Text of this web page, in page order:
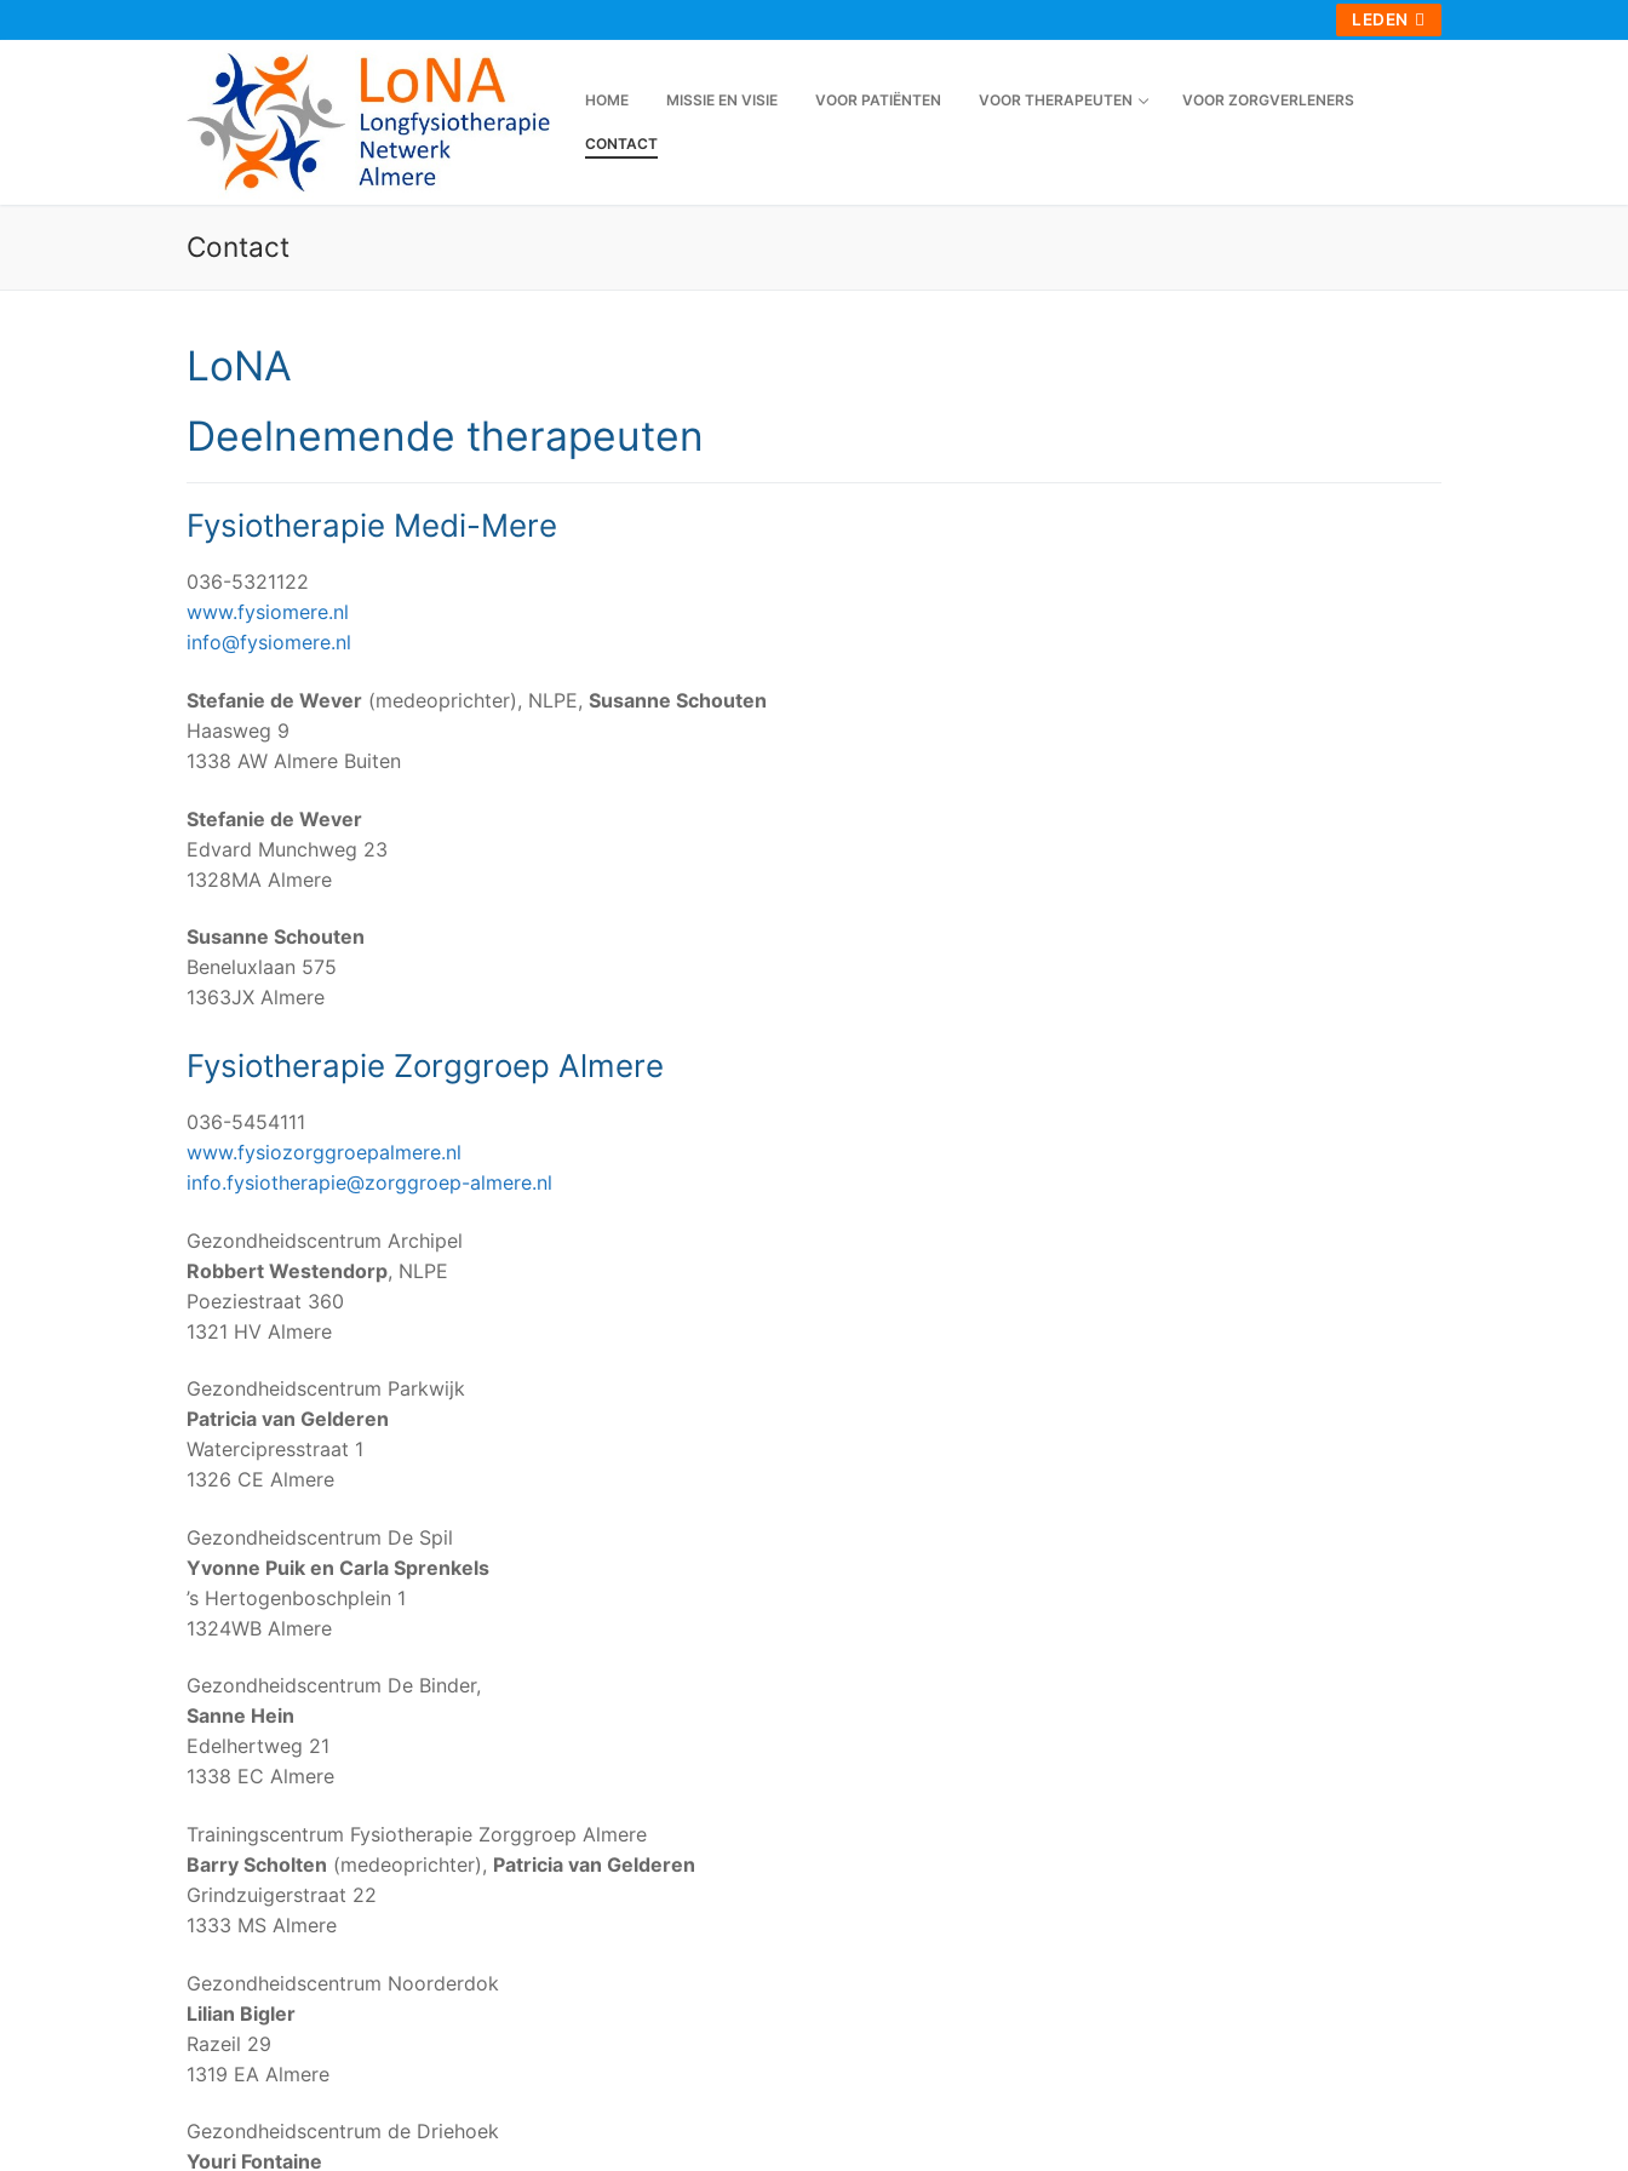
naar
LEDEN
HOME MISSIE EN VISIE VOOR PATIËNTEN VOOR THERAPEUTEN VOOR ZORGVERLENERS
CONTACT
Contact
LoNA
Deelnemende therapeuten
Fysiotherapie Medi-Mere
036-5321122
www.fysiomere.nl
info@fysiomere.nl
Stefanie de Wever (medeoprichter), NLPE, Susanne Schouten
Haasweg 9
1338 AW Almere Buiten
Stefanie de Wever
Edvard Munchweg 23
1328MA Almere
Susanne Schouten
Beneluxlaan 575
1363JX Almere
Fysiotherapie Zorggroep Almere
036-5454111
www.fysiozorggroepalmere.nl
info.fysiotherapie@zorggroep-almere.nl
Gezondheidscentrum Archipel
Robbert Westendorp, NLPE
Poeziestraat 360
1321 HV Almere
Gezondheidscentrum Parkwijk
Patricia van Gelderen
Watercipresstraat 1
1326 CE Almere
Gezondheidscentrum De Spil
Yvonne Puik en Carla Sprenkels
’s Hertogenboschplein 1
1324WB Almere
Gezondheidscentrum De Binder,
Sanne Hein
Edelhertweg 21
1338 EC Almere
Trainingscentrum Fysiotherapie Zorggroep Almere
Barry Scholten (medeoprichter), Patricia van Gelderen
Grindzuigerstraat 22
1333 MS Almere
Gezondheidscentrum Noorderdok
Lilian Bigler
Razeil 29
1319 EA Almere
Gezondheidscentrum de Driehoek
Youri Fontaine